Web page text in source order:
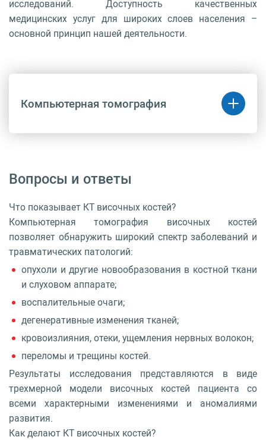
исследований. Доступность качественных
медицинских услуг для широких слоев населения –
основной принцип нашей деятельности.
Компьютерная томография
A06.25.003
Компьютерная
томография височной
кости с
внутривенным
болюсным
Вопросы и ответы
Что показывает КТ височных костей?
Компьютерная томография височных костей
позволяет обнаружить широкий спектр заболеваний и
травматических патологий:
опухоли и другие новообразования в костной ткани
и слуховом аппарате;
воспалительные очаги;
дегенеративные изменения тканей;
кровоизлияния, отеки, ущемления нервных волокон;
переломы и трещины костей.
Результаты исследования представляются в виде
трехмерной модели височных костей пациента со
всеми характерными изменениями и аномалиями
развития.
Как делают КТ височных костей?